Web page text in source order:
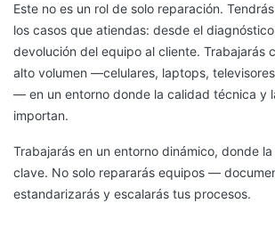
Este no es un rol de solo reparación.
los casos que atiendas: desde el
devolución del equipo al cliente. Trabajarás
alto volumen —celulares, laptops,
— en un entorno donde la calidad técnica y
importan.
Trabajarás en un entorno dinámico, donde
clave. No solo repararás equipos —
estandarizarás y escalarás tus procesos.